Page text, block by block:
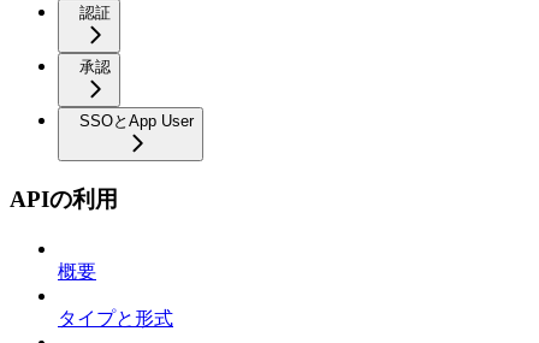
認証
承認
SSOとApp User
APIの利用
概要
タイプと形式